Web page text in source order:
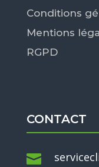
Conditions
Mentions
RGPD
CONTACT
